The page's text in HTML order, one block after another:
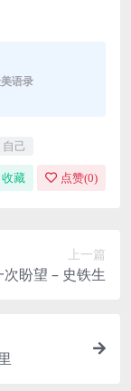
语录
自己
收藏 点赞(0)
上一篇
次盼望 – 史铁生